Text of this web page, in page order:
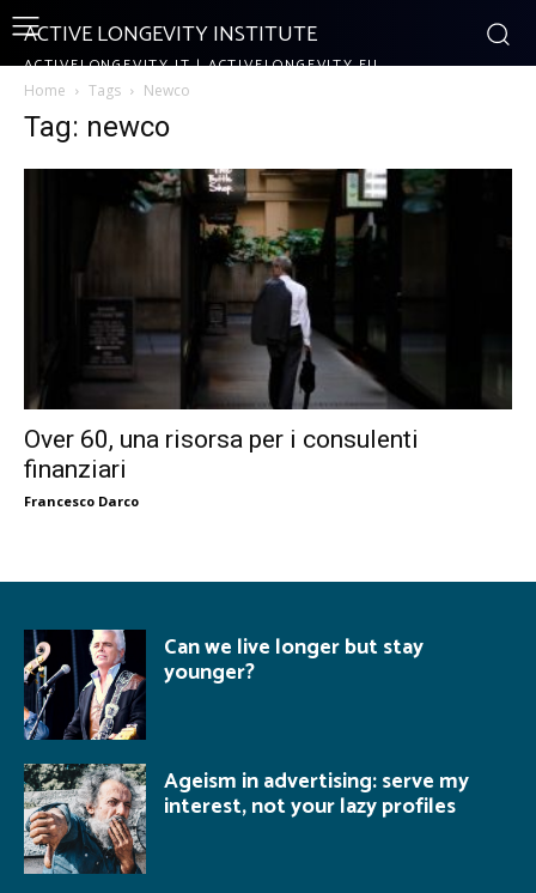
ACTIVE LONGEVITY INSTITUTE
ACTIVELONGEVITY.IT | ACTIVELONGEVITY.EU
Home Tags Newco
Tag: newco
Over 60, una risorsa per i consulenti
finanziari
Francesco Darco
Can we live longer but stay
younger?
Ageism in advertising: serve my
interest, not your lazy profiles